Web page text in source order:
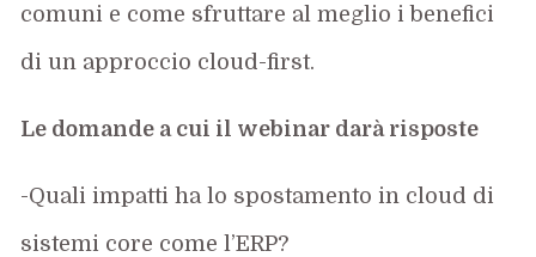
comuni e come sfruttare al meglio i benefici
di un approccio cloud-first.
Le domande a cui il webinar darà risposte
-Quali impatti ha lo spostamento in cloud di
sistemi core come l’ERP?